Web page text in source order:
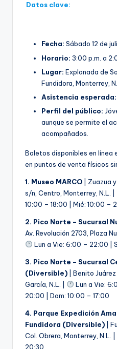
Datos clave:
Fecha: Sábado 12 de
Horario: 3:00 p.m. a
Lugar: Explanada de
Fundidora, Monterrey,
Asistencia esperada:
Perfil del público:
aunque se permite el
acompañados.
Boletos disponibles en línea
en puntos de venta físicos
1. Museo MARCO | Zuazua
s/n, Centro, Monterrey, N.L. |
10:00 – 18:00 | Mié: 10:00 –
2. Pico Norte – Sucursal
Av. Revolución 2703, Plaza
Lun a Vie: 6:00 – 22:00 |
3. Pico Norte – Sucursal
(Diversible) | Benito
García, N.L. |
Lun a Vie:
20:00 | Dom: 10:00 – 17:00
4. Parque Expedición
Fundidora (Diversible) |
Col. Obrera, Monterrey, N.L. |
20:30